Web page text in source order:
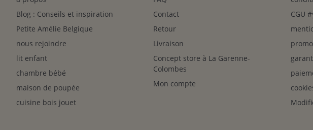
Blog : Conseils et inspiration
Petite Amélie Belgique
nous rejoindre
lit enfant
chambre bébé
maison de poupée
cuisine bois jouet
Contact
Retour
Livraison
Concept store à La Garenne-
Colombes
Mon compte
CGU